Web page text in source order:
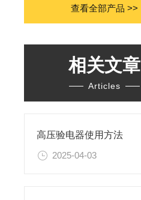
查看全部产品 >>
相关文章
Articles
高压验电器使用方法
2025-04-03